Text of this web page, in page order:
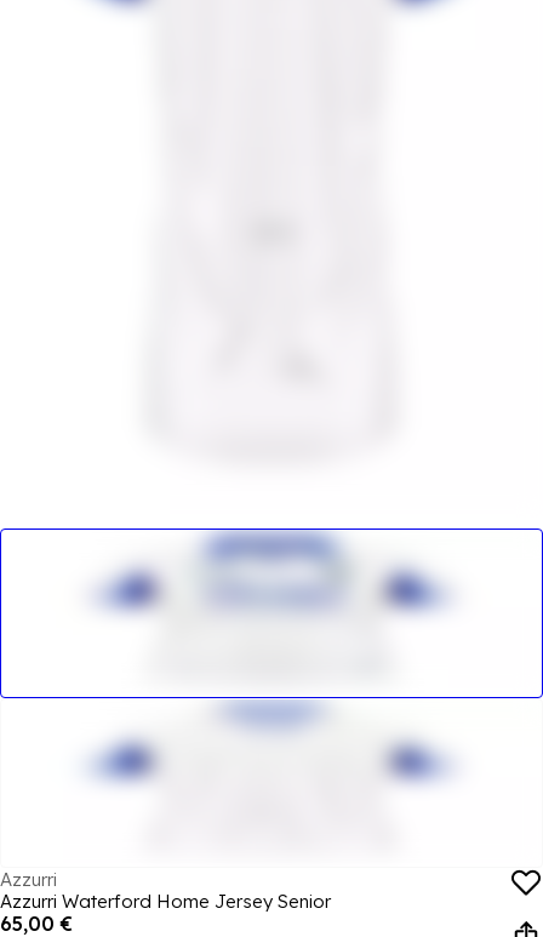
Azzurri
Azzurri Waterford Home Jersey Senior
65,00 €